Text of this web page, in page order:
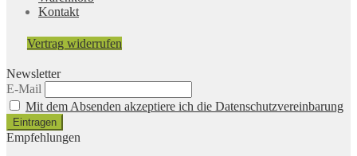
Kontakt
Vertrag widerrufen
Newsletter
E-Mail
Mit dem Absenden akzeptiere ich die Datenschutzvereinbarung
Empfehlungen